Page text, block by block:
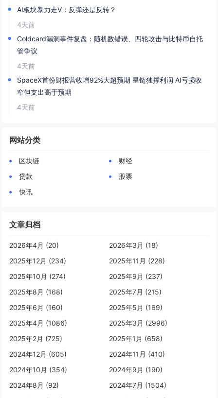
AI板块暴力走V：反弹还是反转？
4天前
Coldcard漏洞事件复盘：随机数错误、四轮攻击与比特币自托
管争议
4天前
SpaceX首份财报营收增92%大超预期 星链独撑利润 AI亏损收
窄但支出高于预期
4天前
网站分类
区块链
财经
贷款
股票
快讯
文章归档
2026年4月 (20)
2026年3月 (18)
2025年12月 (234)
2025年11月 (228)
2025年10月 (274)
2025年9月 (237)
2025年8月 (168)
2025年7月 (215)
2025年6月 (160)
2025年5月 (169)
2025年4月 (1086)
2025年3月 (2996)
2025年2月 (725)
2025年1月 (658)
2024年12月 (605)
2024年11月 (410)
2024年10月 (354)
2024年9月 (190)
2024年8月 (92)
2024年7月 (1504)